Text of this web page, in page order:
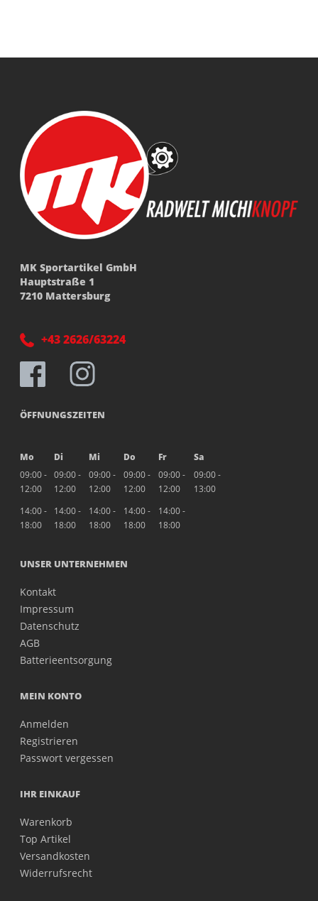
MK Sportartikel GmbH
Hauptstraße 1
7210 Mattersburg
+43 2626/63224
ÖFFNUNGSZEITEN
Mo Di Mi Do Fr
Sa
09:00 -
12:00
09:00 -
12:00
09:00 -
12:00
09:00 -
12:00
09:00 -
12:00
09:00 -
13:00
14:00 -
18:00
14:00 -
18:00
14:00 -
18:00
14:00 -
18:00
14:00 -
18:00
UNSER UNTERNEHMEN
Kontakt
Impressum
Datenschutz
AGB
Batterieentsorgung
MEIN KONTO
Anmelden
Registrieren
Passwort vergessen
IHR EINKAUF
Warenkorb
Top Artikel
Versandkosten
Widerrufsrecht